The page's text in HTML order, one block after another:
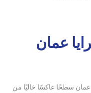
عمان
سطحًا عاكسًا خاليًا من